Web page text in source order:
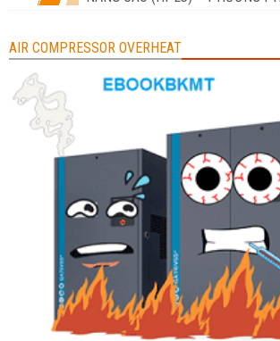
AIR COMPRESSOR OVERHEAT